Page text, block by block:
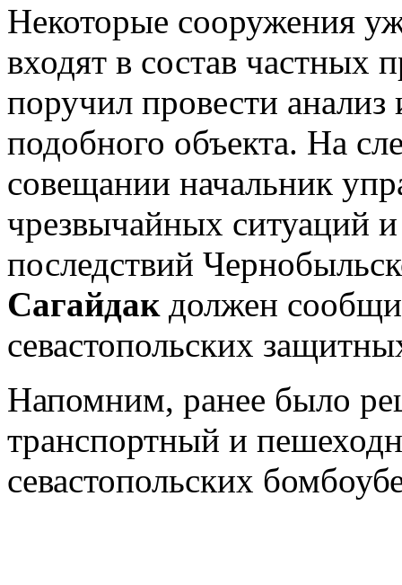
Некоторые сооружения
входят в состав частных
поручил провести анализ
подобного объекта. На
совещании начальник
чрезвычайных ситуаций
последствий
Сагайдакдолжен
севастопольских
Напомним, ранее было
транспортный и
севастопольских